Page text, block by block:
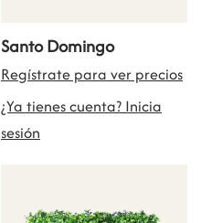
Santo Domingo
Regístrate para ver precios
¿Ya tienes cuenta? Inicia
sesión